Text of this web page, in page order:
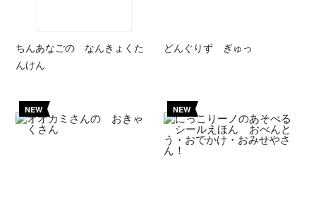
ちんあなごの なんきょくた
んけん
どんぐりず ぎゅっ
NEW NEW